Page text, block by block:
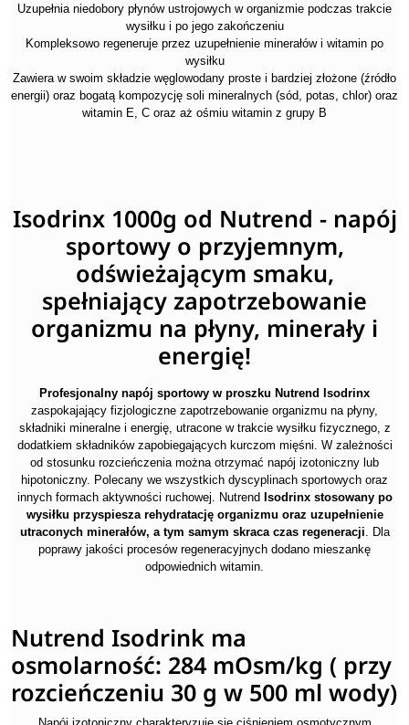
Uzupełnia niedobory płynów ustrojowych w organizmie podczas trakcie
wysiłku i po jego zakończeniu
Kompleksowo regeneruje przez uzupełnienie minerałów i witamin po
wysiłku
Zawiera w swoim składzie węglowodany proste i bardziej złożone (źródło
energii) oraz bogatą kompozycję soli mineralnych (sód, potas, chlor) oraz
witamin E, C oraz aż ośmiu witamin z grupy B
Isodrinx 1000g od Nutrend - napój
sportowy o przyjemnym,
odświeżającym smaku,
spełniający zapotrzebowanie
organizmu na płyny, minerały i
energię!
Profesjonalny napój sportowy w proszku Nutrend Isodrinx
zaspokajający fizjologiczne zapotrzebowanie organizmu na płyny,
składniki mineralne i energię, utracone w trakcie wysiłku fizycznego, z
dodatkiem składników zapobiegających kurczom mięśni. W zależności
od stosunku rozcieńczenia można otrzymać napój izotoniczny lub
hipotoniczny. Polecany we wszystkich dyscyplinach sportowych oraz
innych formach aktywności ruchowej. Nutrend Isodrinx stosowany po
wysiłku przyspiesza rehydratację organizmu oraz uzupełnienie
utraconych minerałów, a tym samym skraca czas regeneracji . Dla
poprawy jakości procesów regeneracyjnych dodano mieszankę
odpowiednich witamin.
Nutrend Isodrink ma
osmolarność: 284 mOsm/kg ( przy
rozcieńczeniu 30 g w 500 ml wody)